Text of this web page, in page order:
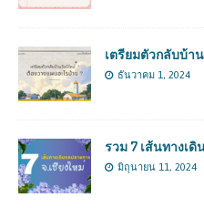
เตรียมตัวกลับบ้า
ธันวาคม 1, 2024
รวม 7 เส้นทางเดิ
มิถุนายน 11, 2024